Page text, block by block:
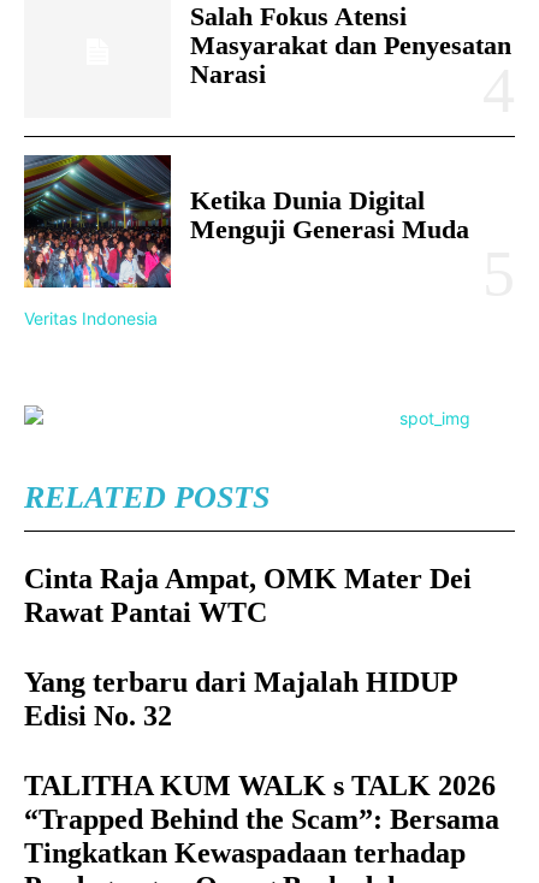
Salah Fokus Atensi
Masyarakat dan Penyesatan
Narasi
Ketika Dunia Digital
Menguji Generasi Muda
Veritas Indonesia
RELATED POSTS
Cinta Raja Ampat, OMK Mater Dei
Rawat Pantai WTC
Yang terbaru dari Majalah HIDUP
Edisi No. 32
TALITHA KUM WALK s TALK 2026
“Trapped Behind the Scam”: Bersama
Tingkatkan Kewaspadaan terhadap